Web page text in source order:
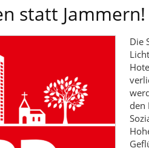
statt Jammern!
Die
den